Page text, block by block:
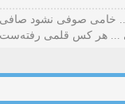
... خامی صوفی نشود
... هر کس قلمی